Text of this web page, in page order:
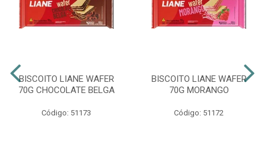
BISCOITO LIANE WAFER
70G CHOCOLATE BELGA
Código: 51173
BISCOITO LIANE WAFER
70G MORANGO
Código: 51172